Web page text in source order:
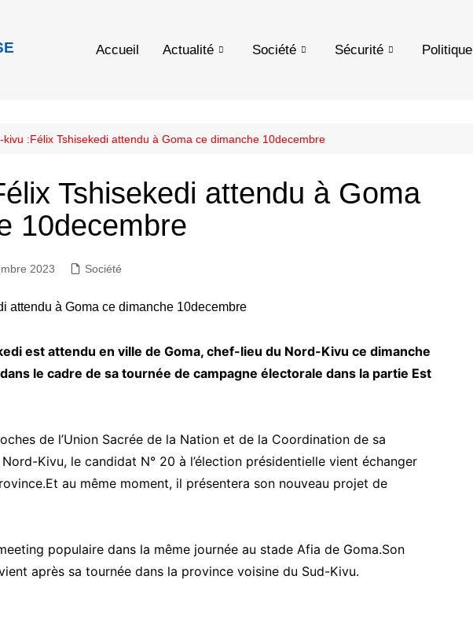
Accueil Actualité Société Sécurité Politique
kivu :Félix Tshisekedi attendu à Goma ce dimanche 10decembre
Tshisekedi attendu à Goma
10decembre
2023 Société
est attendu en ville de Goma, chef-lieu du Nord-Kivu ce dimanche
le cadre de sa tournée de campagne électorale dans la partie Est
de l’Union Sacrée de la Nation et de la Coordination de sa
Kivu, le candidat N° 20 à l’élection présidentielle vient échanger
au même moment, il présentera son nouveau projet de
populaire dans la même journée au stade Afia de Goma.Son
après sa tournée dans la province voisine du Sud-Kivu.